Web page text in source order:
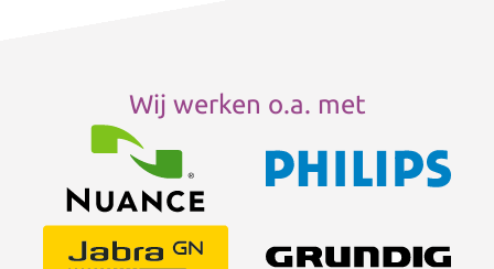
Wij werken o.a. met